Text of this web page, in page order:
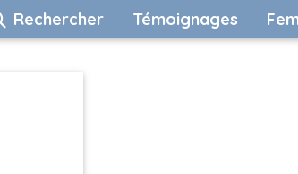
Rechercher Témoignages